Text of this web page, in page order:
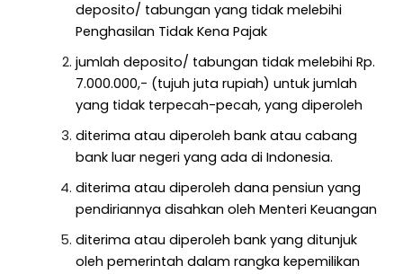
deposito/ tabungan yang tidak melebihi
Penghasilan Tidak Kena Pajak
jumlah deposito/ tabungan tidak melebihi Rp.
7.000.000,- (tujuh juta rupiah) untuk jumlah
yang tidak terpecah-pecah, yang diperoleh
diterima atau diperoleh bank atau cabang
bank luar negeri yang ada di Indonesia.
diterima atau diperoleh dana pensiun yang
pendiriannya disahkan oleh Menteri Keuangan
diterima atau diperoleh bank yang ditunjuk
oleh pemerintah dalam rangka kepemilikan